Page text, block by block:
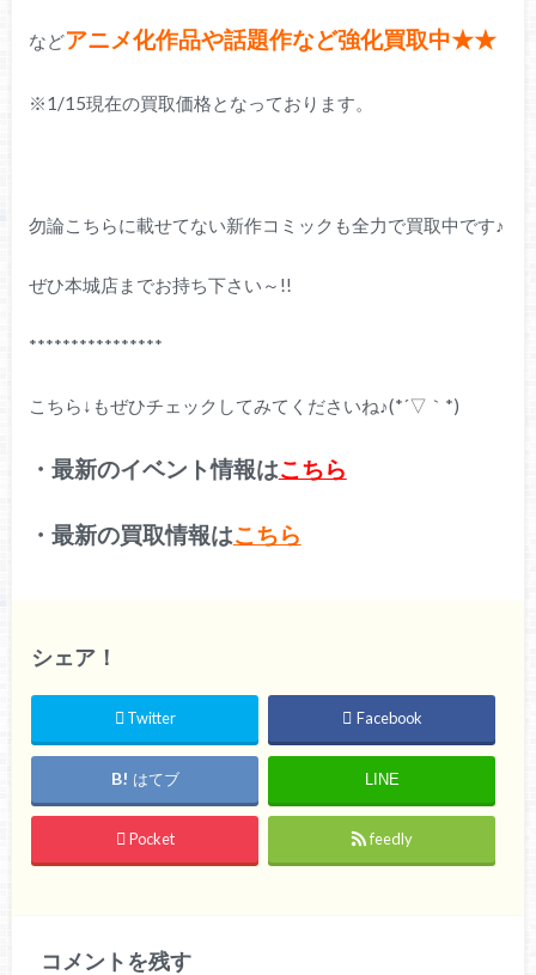
などアニメ化作品や話題作など強化買取中★★
※1/15現在の買取価格となっております。
勿論こちらに載せてない新作コミックも全力で買取中です♪
ぜひ本城店までお持ち下さい～!!
****************
こちら↓もぜひチェックしてみてくださいね♪(*´▽｀*)
・最新のイベント情報はこちら
・最新の買取情報はこちら
シェア！
Twitter Facebook
はてブ LINE
Pocket feedly
コメントを残す